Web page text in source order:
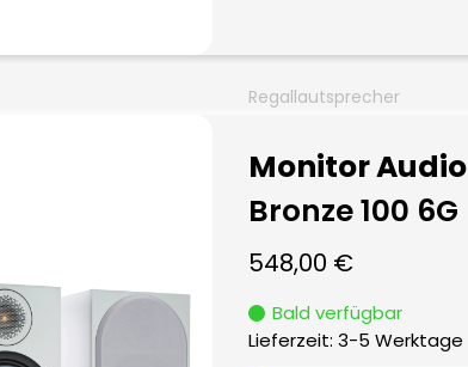
Regallautsprecher
Monitor Audio
Bronze 100 6G
548,00 €
Bald verfügbar
Lieferzeit: 3-5 Werktage